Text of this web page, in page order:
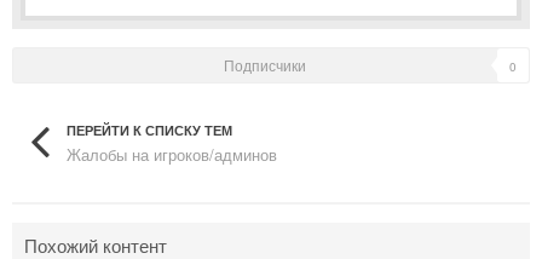
Подписчики 0
ПЕРЕЙТИ К СПИСКУ ТЕМ
Жалобы на игроков/админов
Похожий контент